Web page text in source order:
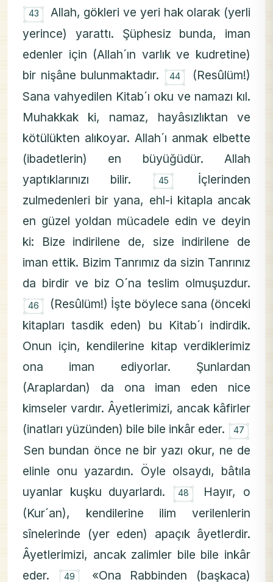
۝
43
Allah, gökleri ve yeri hak olarak (yerli
yerince) yarattı. Şüphesiz bunda, iman
edenler için (Allah´ın varlık ve kudretine)
bir nişâne bulunmaktadır. ۝
44
(Resûlüm!)
Sana vahyedilen Kitab´ı oku ve namazı kıl.
Muhakkak ki, namaz, hayâsızlıktan ve
kötülükten alıkoyar. Allah´ı anmak elbette
(ibadetlerin) en büyüğüdür. Allah
yaptıklarınızı bilir. ۝
45
İçlerinden
zulmedenleri bir yana, ehl-i kitapla ancak
en güzel yoldan mücadele edin ve deyin
ki: Bize indirilene de, size indirilene de
iman ettik. Bizim Tanrımız da sizin Tanrınız
da birdir ve biz O´na teslim olmuşuzdur.
۝
46
(Resûlüm!) İşte böylece sana (önceki
kitapları tasdik eden) bu Kitab´ı indirdik.
Onun için, kendilerine kitap verdiklerimiz
ona iman ediyorlar. Şunlardan
(Araplardan) da ona iman eden nice
kimseler vardır. Âyetlerimizi, ancak kâfirler
(inatları yüzünden) bile bile inkâr eder. ۝
47
Sen bundan önce ne bir yazı okur, ne de
elinle onu yazardın. Öyle olsaydı, bâtıla
uyanlar kuşku duyarlardı. ۝
48
Hayır, o
(Kur´an), kendilerine ilim verilenlerin
sînelerinde (yer eden) apaçık âyetlerdir.
Âyetlerimizi, ancak zalimler bile bile inkâr
eder. ۝
49
«Ona Rabbinden (başkaca)